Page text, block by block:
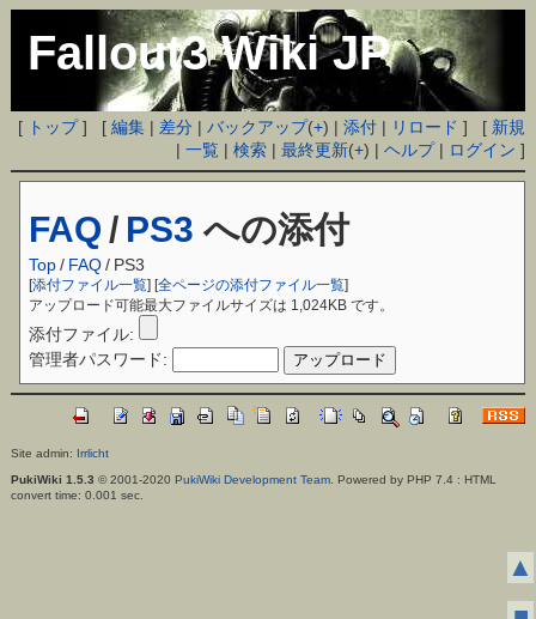
Fallout3 Wiki JP
[ トップ] [編集 | 差分 |バックアップ(+) |添付 | リロード ] [ 新規
|一覧 |検索 |最終更新(+) |ヘルプ| ログイン ]
FAQ / PS3 への添付
Top / FAQ/ PS3
[添付ファイル一覧] [全ページの添付ファイル一覧]
アップロード可能最大ファイルサイズは 1,024KB です。
添付ファイル:
管理者パスワード:
Site admin: Irrlicht
PukiWiki 1.5.3 © 2001-2020 PukiWiki Development Team. Powered by PHP 7.4 : HTML
convert time: 0.001 sec.
▲